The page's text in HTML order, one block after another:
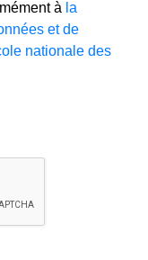
à la
et de
nationale des